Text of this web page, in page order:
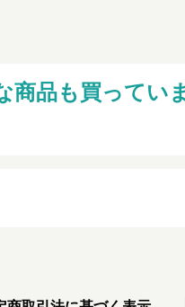
商品も買ってい